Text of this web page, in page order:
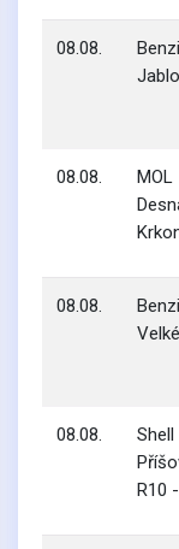
08.08.
08.08.
MOL
08.08.
08.08.
Shell
R10